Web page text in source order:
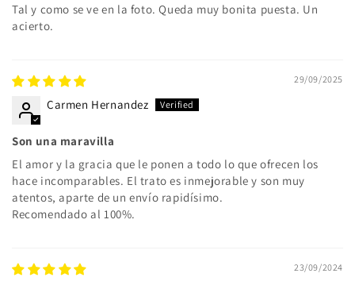
Tal y como se ve en la foto. Queda muy bonita puesta. Un
acierto.
29/09/2025
Carmen Hernandez
Son una maravilla
El amor y la gracia que le ponen a todo lo que ofrecen los
hace incomparables. El trato es inmejorable y son muy
atentos, aparte de un envío rapidísimo.
Recomendado al 100%.
23/09/2024